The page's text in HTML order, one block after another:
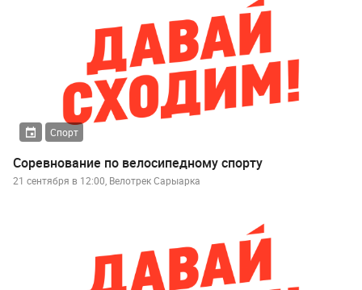
Спорт
Соревнование по велосипедному спорту
21 сентября в 12:00, Велотрек Сарыарка